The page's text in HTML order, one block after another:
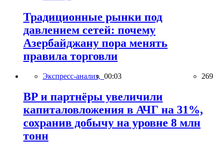
Традиционные рынки под
давлением сетей: почему
Азербайджану пора менять
правила торговли
Экспресс-анализ, 00:03 269
BP и партнёры увеличили
капиталовложения в АЧГ на 31%,
сохранив добычу на уровне 8 млн
тонн